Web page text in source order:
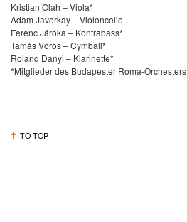
Kristian Olah – Viola*
Ádam Javorkay – Violoncello
Ferenc Járóka – Kontrabass*
Tamás Vörös – Cymball*
Roland Danyi – Klarinette*
*Mitglieder des Budapester Roma-Orchesters
TO TOP